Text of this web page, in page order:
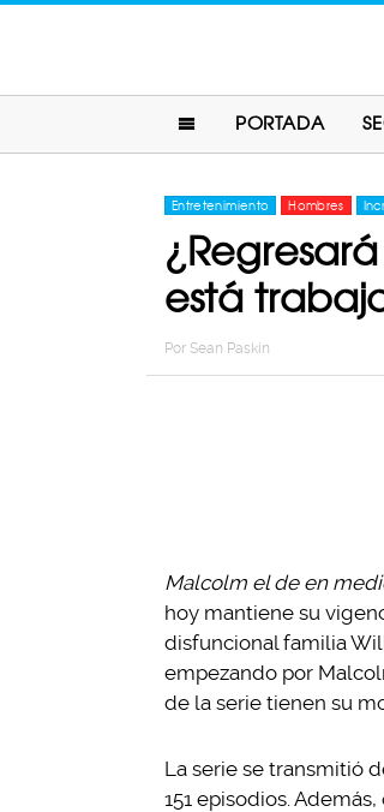
PORTADA
Entretenimiento Hombres
está
Por Sean Paskin
Malcolm el de en
hoy mantiene su
disfuncional familia
empezando por
de la serie tienen su
La serie se transmitió
151 episodios.